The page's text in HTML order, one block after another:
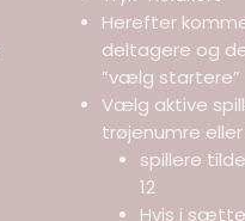
Herefter
deltagere og
”vælg startere”
Vælg aktive
trøjenumre
spillere
12
Hvis i